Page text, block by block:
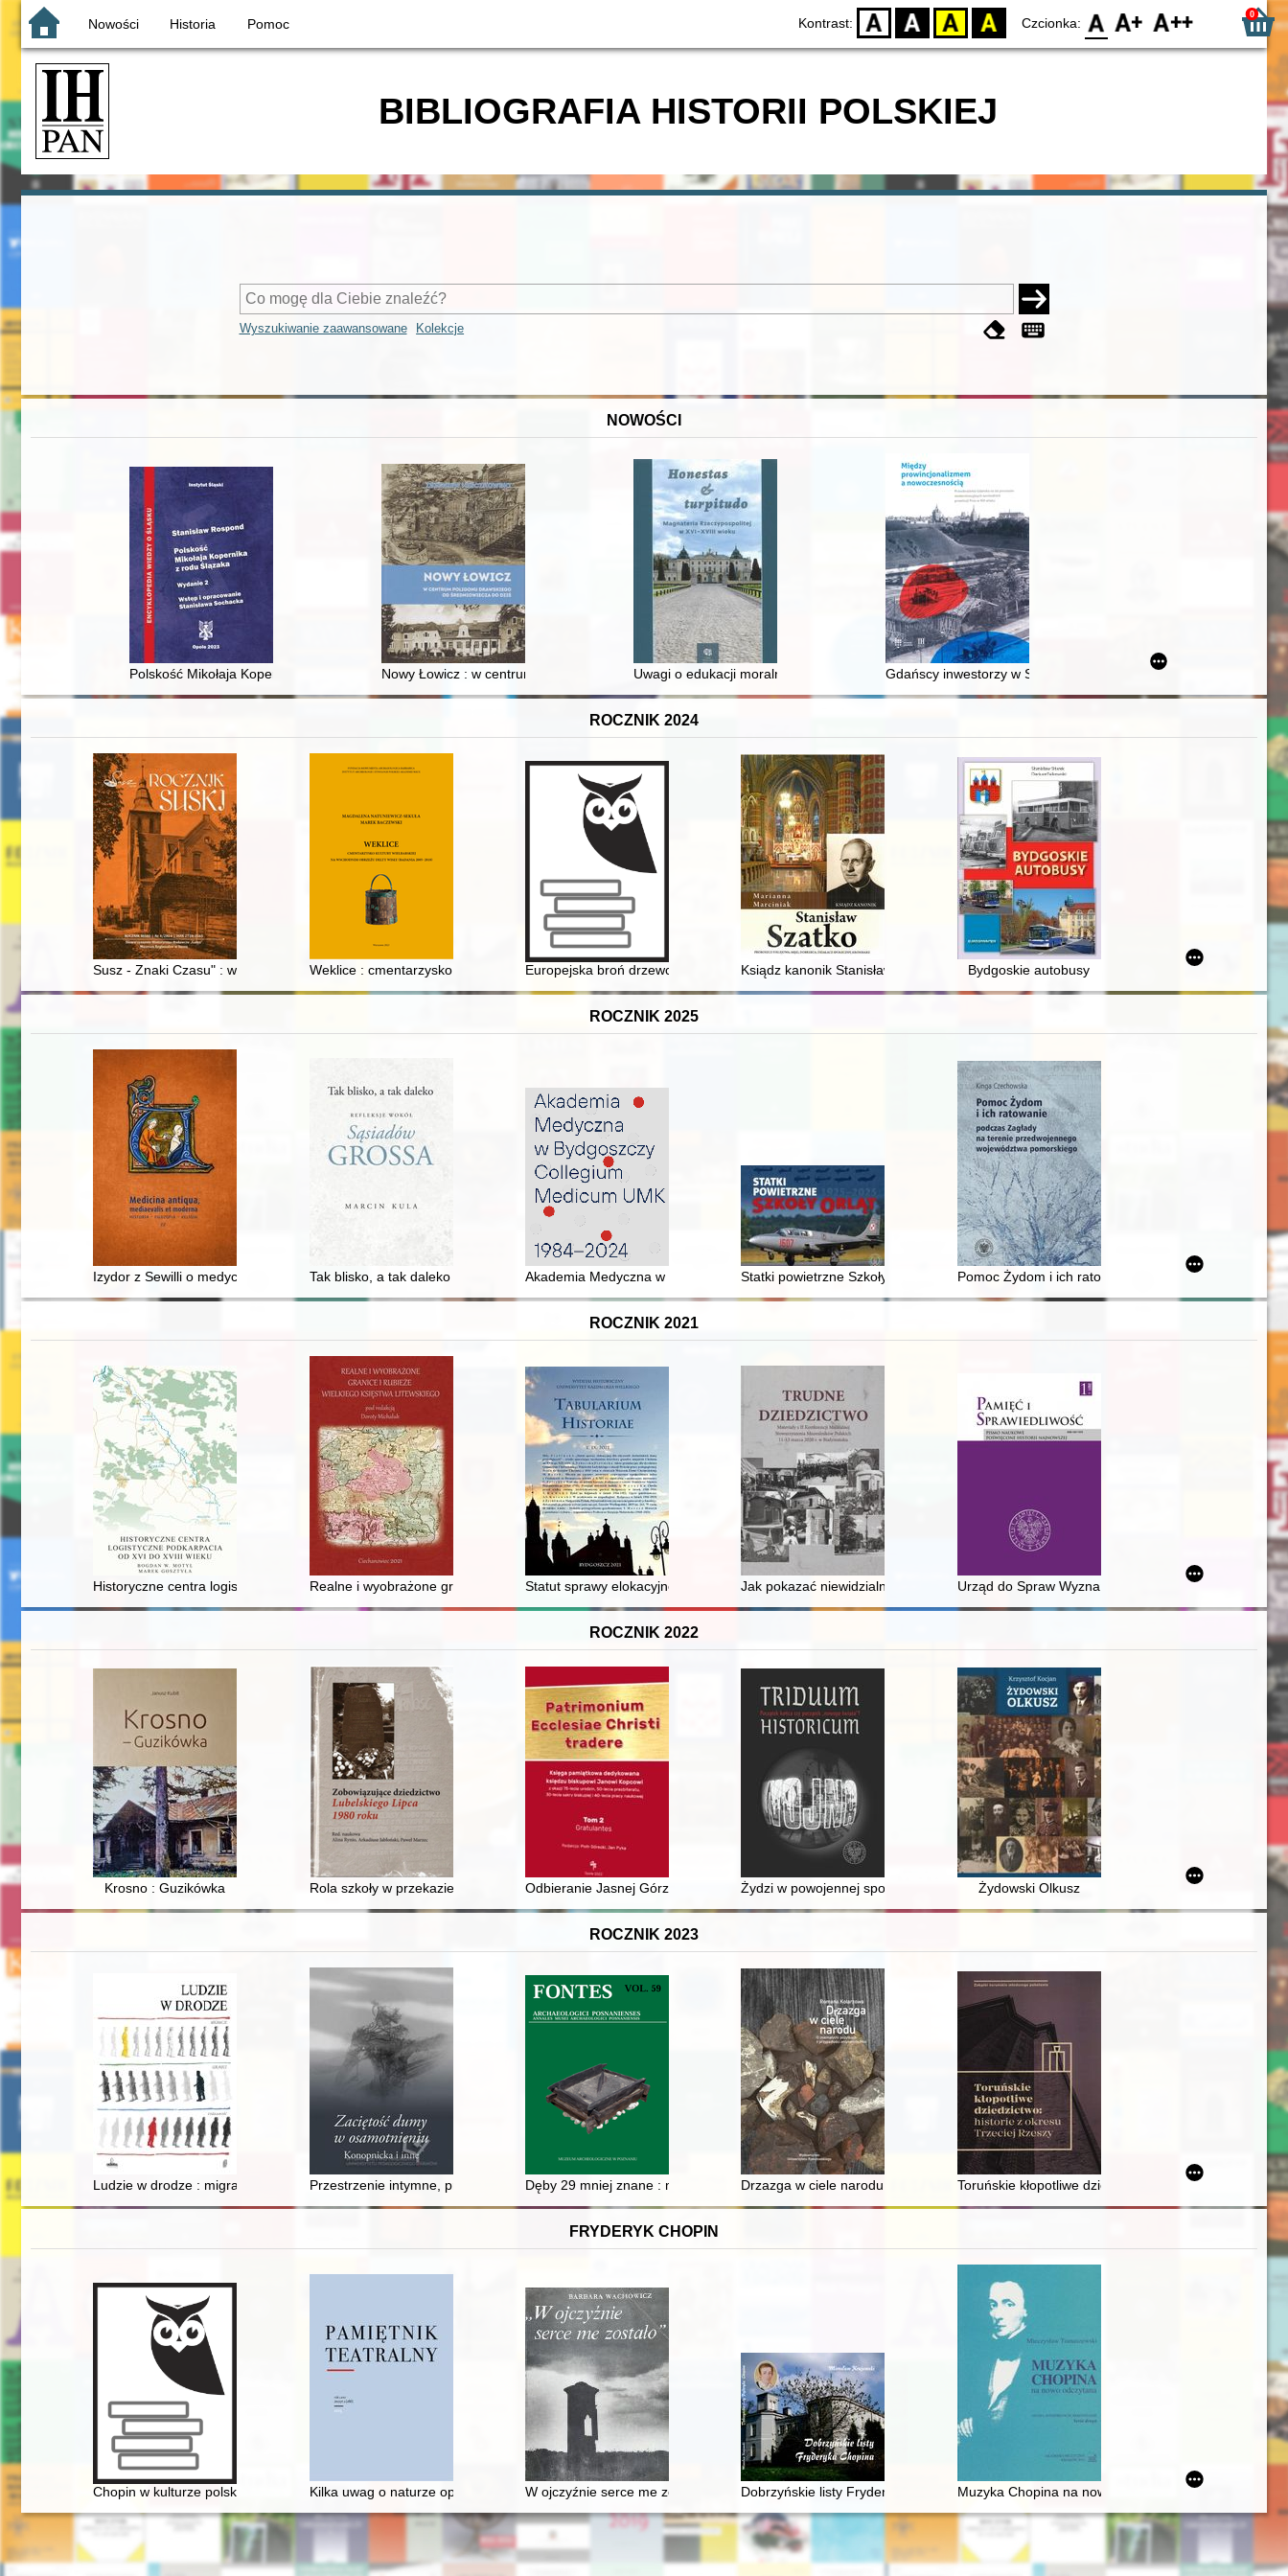
Nowości Historia Pomoc Kontrast: D BW YB BY Czcionka: F0 F1 F2 0
BIBLIOGRAFIA HISTORII POLSKIEJ
Wyszukiwanie zaawansowane Kolekcje
NOWOŚCI
Polskość Mikołaja Kopernika z rodu ŚlązakaNowy Łowicz : w centrum poligonu drawskiego od średniowiecza do dziśUwagi o edukacji moralnej synów szlacheckich w XVI-wiecznej Rzeczypospolitej
Gdańscy inwestorzy w Sopocie : prestiż finansowy i towarzyski
ROCZNIK 2024
Susz - Znaki Czasu" : wspomnienia Ireny ZdrojewskiejWeklice : cmentarzysko kultury wielbarskiej na wschodnim obrzeżu delty Wisły (badania 2005-2018)
Europejska broń drzewcowa na przykładzie zbiorów Muzeum Piastów Śląskich w Brzegu = European polearms - a case
Ksiądz kanonik Stanisław Szatko : proboszcz Firlejowa, Męki, Dobrzeca, działacz
Bydgoskie autobusy
ROCZNIK 2025
Izydor z Sewilli o medycynie ("Etymologie", księga IV)Tak blisko, a tak daleko : refleksje wokół "Sąsiadów" GrossaAkademia Medyczna w Bydgoszczy Collegium Medicum UMK : 1984-2024
Statki powietrzne Szkoły Orląt 1925-2025Pomoc Żydom i ich ratowanie podczas Zagłady na
ROCZNIK 2021
Historyczne centra logistyczne Podkarpacia od XVI do XVIII wiekuRealne i wyobrażone granice i rubieże Wielkiego Księstwa LitewskiegoStatut sprawy elokacyjnej dla obywateli chełmińskich domy posiadających" : źródło ujawniające mechanizm dzierżawy
Jak pokazać niewidzialne? : dziedzictwo kulturowe kieleckich Żydów
Urząd do Spraw Wyznań. Struktury - działalność -
ROCZNIK 2022
Krosno : Guzikówka Rola szkoły w przekazie historycznego dziedzictwa "Solidarności"Odbieranie Jasnej Górze i zakonowi paulinów wolności w latach oświecenia i niewoli narodowej
Żydzi w powojennej społeczności Ziem Odzyskanych na przykładzie Dzierżoniowa
Żydowski Olkusz
ROCZNIK 2023
Ludzie w drodze : migracje, granice, tożsamośćPrzestrzenie intymne, przestrzenie publiczne : "Jędza" Elizy Orzeszkowej
Dęby 29 mniej znane : mezolityczny inwentarz z krzemienia bałtyckiego ze stanowiska 29 w Dębach, woj. kujawsko-
Drzazga w ciele narodu : o (niemałych) pożytkach z przypadłości antysemityzmu
Toruńskie kłopotliwe dziedzictwo : historie z okresu
FRYDERYK CHOPIN
Chopin w kulturze polskiej Kilka uwag o naturze opery, czyli dlaczego Fryderyk Chopin nie został twórcą opery narodowej
W ojczyźnie serce me zostało". Szlakiem Mickiewicza, Słowackiego, Chopina, Sienkiewicza, Orzeszkowej, Reymonta,
Dobrzyńskie listy Fryderyka F. Chopina. Fryderyk Chopin na Mazowszu płockim, ziemi
Muzyka Chopina na nowo odczytana